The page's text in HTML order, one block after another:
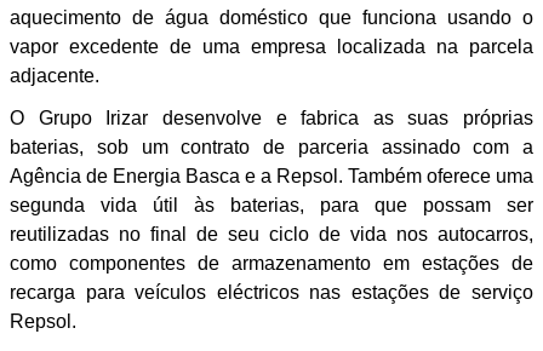
aquecimento de água doméstico que funciona usando o
vapor excedente de uma empresa localizada na parcela
adjacente.
O Grupo Irizar desenvolve e fabrica as suas próprias
baterias, sob um contrato de parceria assinado com a
Agência de Energia Basca e a Repsol. Também oferece uma
segunda vida útil às baterias, para que possam ser
reutilizadas no final de seu ciclo de vida nos autocarros,
como componentes de armazenamento em estações de
recarga para veículos eléctricos nas estações de serviço
Repsol.